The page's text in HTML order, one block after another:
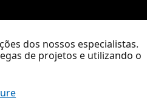
dos nossos especialistas.
de projetos e utilizando o